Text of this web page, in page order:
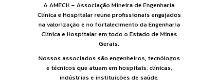
A AMECH – Associação Mineira de Engenharia
Clínica e Hospitalar reúne profissionais engajados
na valorização e no fortalecimento da Engenharia
Clínica e Hospitalar em todo o Estado de Minas
Gerais.
Nossos associados são engenheiros, tecnólogos
e técnicos que atuam em hospitais, clínicas,
indústrias e instituições de saúde,